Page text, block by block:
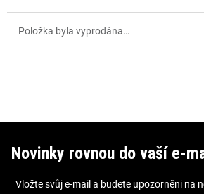
Položka byla vyprodána…
Novinky rovnou do vaší e-
Vložte svůj e-mail a budete upozorněni na